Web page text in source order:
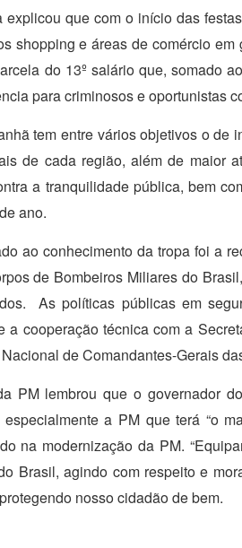
que com o início das
shopping e áreas de comércio
do 13º salário que, somado
para criminosos e oportunistas
tem entre vários objetivos o
de cada região, além de maior
a tranquilidade pública, bem
ano.
ao conhecimento da tropa foi a
de Bombeiros Miliares do
As políticas públicas em
a cooperação técnica com a
de Comandantes-Gerais
PM lembrou que o governador
a PM que terá “o
na modernização da PM.
Brasil, agindo com respeito e
nosso cidadão de bem.